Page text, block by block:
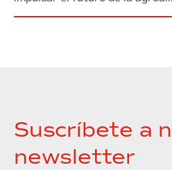
Suscríbete a
newsletter